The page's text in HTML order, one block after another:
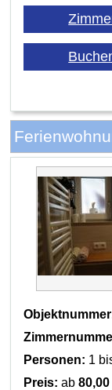
Personen: 1
Preis: ab80,00